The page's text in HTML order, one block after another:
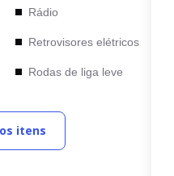
Rádio
Retrovisores elétricos
Rodas de liga leve
Teto solar
itens